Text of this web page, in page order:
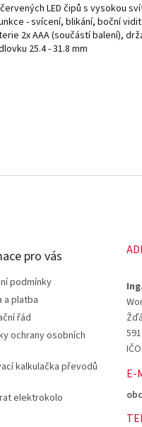
LED čipů s vysokou
- svícení, blikání, boční
2x AAA (součástí balení),
25.4 - 31.8 mm
pro vás
podmínky
a platba
řád
ochrany osobních
kalkulačka převodů
elektrokolo
E-